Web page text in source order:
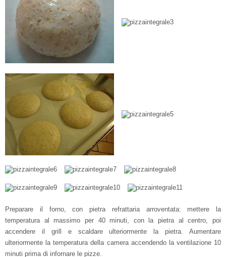
Preparare il forno, con pietra refrattaria arroventata: mettere la
temperatura al massimo per 40 minuti, con la pietra al centro, poi
accendere il grill e scaldare ulteriormente la pietra. Aumentare
ulteriormente la temperatura della camera accendendo la ventilazione 10
minuti prima di infornare le pizze.